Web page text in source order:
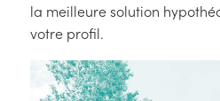
la meilleure solution
votre profil.